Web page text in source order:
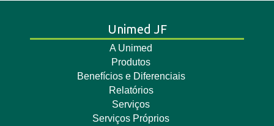
Unimed JF
A Unimed
Produtos
Benefícios e Diferenciais
Relatórios
Serviços
Serviços Próprios